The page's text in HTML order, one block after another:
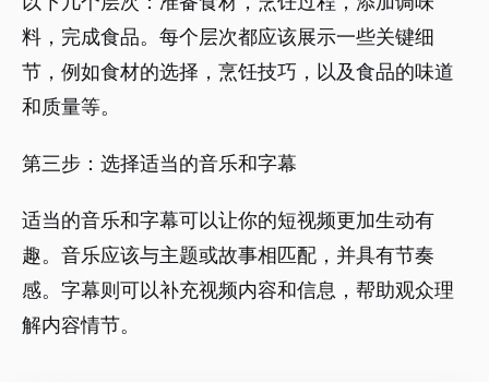
料，完成食品。每个层次都应该展示一些关键细
节，例如食材的选择，烹饪技巧，以及食品的味道
和质量等。
第三步：选择适当的音乐和字幕
适当的音乐和字幕可以让你的短视频更加生动有
趣。音乐应该与主题或故事相匹配，并具有节奏
感。字幕则可以补充视频内容和信息，帮助观众理
解内容情节。